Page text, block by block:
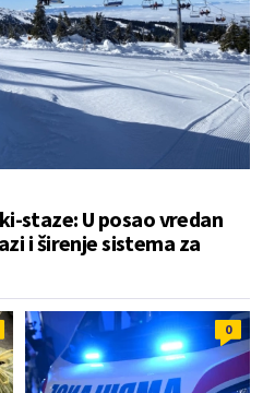
staze: U posao vredan
i širenje sistema za
0